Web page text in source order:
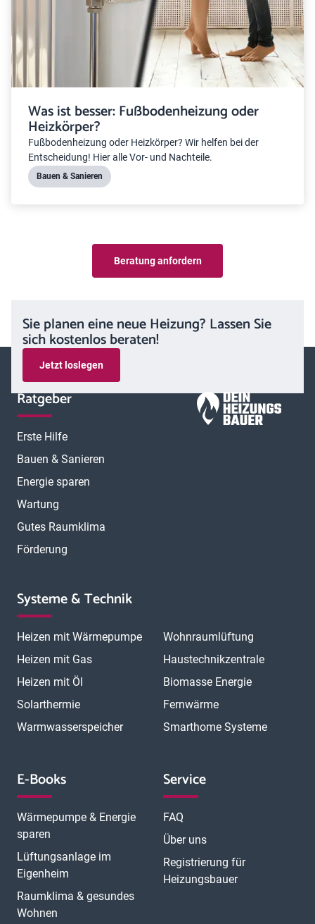
Was ist besser: Fußbodenheizung oder
Heizkörper?
Fußbodenheizung oder Heizkörper? Wir helfen bei der
Entscheidung! Hier alle Vor- und Nachteile.
Bauen & Sanieren
Beratung anfordern
Sie planen eine neue Heizung? Lassen Sie
sich kostenlos beraten!
Jetzt loslegen
Ratgeber
Erste Hilfe
Bauen & Sanieren
Energie sparen
Wartung
Gutes Raumklima
Förderung
Systeme & Technik
Heizen mit Wärmepumpe
Heizen mit Gas
Heizen mit Öl
Solarthermie
Warmwasserspeicher
Wohnraumlüftung
Haustechnikzentrale
Biomasse Energie
Fernwärme
Smarthome Systeme
E-Books
Wärmepumpe & Energie
sparen
Lüftungsanlage im
Eigenheim
Raumklima & gesundes
Wohnen
Service
FAQ
Über uns
Registrierung für
Heizungsbauer